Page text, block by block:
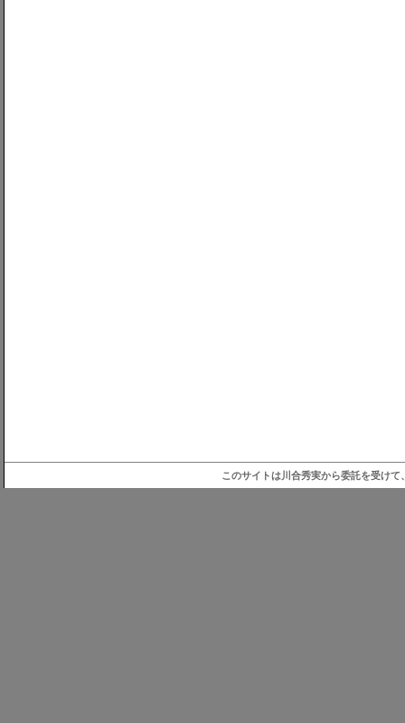
このサイトは川合秀実から委託を受け